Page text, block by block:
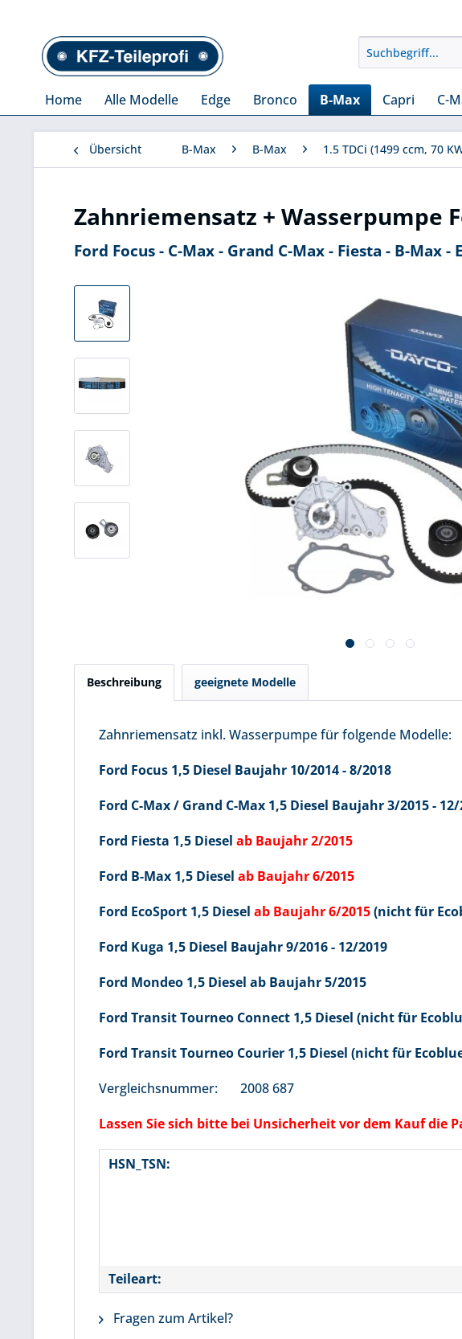
Home Alle Modelle Edge Bronco B-Max Capri C-
Übersicht B-Max B-Max 1.5 TDCi (1499 ccm, 70
Zahnriemensatz + Wasserpumpe
Ford Focus - C-Max - Grand C-Max - Fiesta - B-Max
Beschreibung geeignete Modelle
Zahnriemensatz inkl. Wasserpumpe für folgende Modelle:
Ford Focus 1,5 Diesel Baujahr 10/2014 - 8/2018
Ford C-Max / Grand C-Max 1,5 Diesel Baujahr 3/2015 - 12/
Ford Fiesta 1,5 Diesel ab Baujahr 2/2015
Ford B-Max 1,5 Diesel ab Baujahr 6/2015
Ford EcoSport 1,5 Diesel ab Baujahr 6/2015(nicht für
Ford Kuga 1,5 Diesel Baujahr 9/2016 - 12/2019
Ford Mondeo 1,5 Diesel ab Baujahr 5/2015
Ford Transit Tourneo Connect 1,5 Diesel (nicht für
Ford Transit Tourneo Courier 1,5 Diesel (nicht für
Vergleichsnummer: 2008 687
Lassen Sie sich bitte bei Unsicherheit vor dem Kauf die
HSN_TSN:
Teileart:
Fragen zum Artikel?